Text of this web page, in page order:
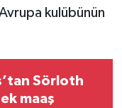
kulübünün
Sörloth
maaş